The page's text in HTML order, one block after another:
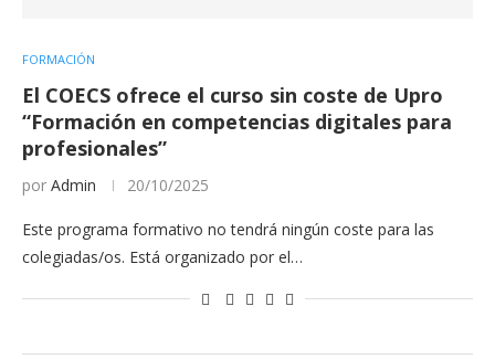
FORMACIÓN
El COECS ofrece el curso sin coste de Upro
“Formación en competencias digitales para
profesionales”
por Admin 20/10/2025
Este programa formativo no tendrá ningún coste para las
colegiadas/os. Está organizado por el…